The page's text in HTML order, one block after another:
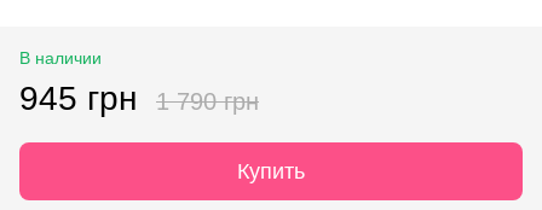
В наличии
945 грн 1 790 грн
Купить